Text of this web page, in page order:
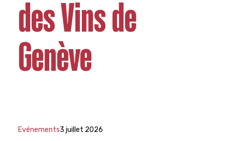
des Vins de
Genève
Evénements3 juillet 2026